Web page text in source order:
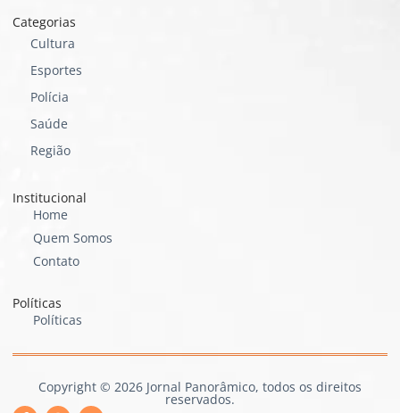
Categorias
Cultura
Esportes
Polícia
Saúde
Região
Institucional
Home
Quem Somos
Contato
Políticas
Políticas
Copyright © 2026 Jornal Panorâmico, todos os direitos
reservados.